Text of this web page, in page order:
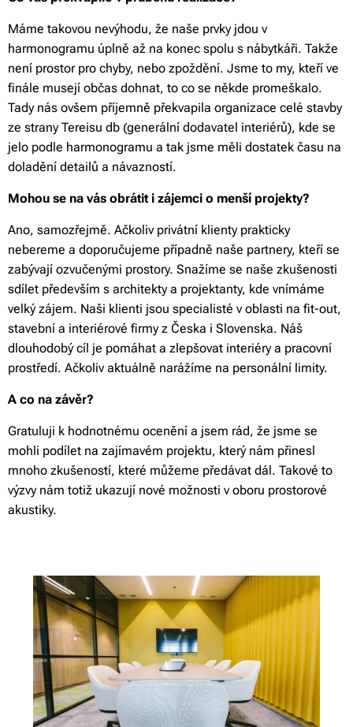
Máme takovou nevýhodu, že naše prvky jdou v
harmonogramu úplně až na konec spolu s nábytkáři. Takže
není prostor pro chyby, nebo zpoždění. Jsme to my, kteří ve
finále musejí občas dohnat, to co se někde promeškalo.
Tady nás ovšem příjemně překvapila organizace celé stavby
ze strany Tereisu db (generální dodavatel interiérů), kde se
jelo podle harmonogramu a tak jsme měli dostatek času na
doladění detailů a návazností.
Mohou se na vás obrátit i zájemci o menší projekty?
Ano, samozřejmě. Ačkoliv privátní klienty prakticky
nebereme a doporučujeme případně naše partnery, kteří se
zabývají ozvučenými prostory. Snažíme se naše zkušenosti
sdílet především s architekty a projektanty, kde vnímáme
velký zájem. Naši klienti jsou specialisté v oblasti na fit-out,
stavební a interiérové firmy z Česka i Slovenska. Náš
dlouhodobý cíl je pomáhat a zlepšovat interiéry a pracovní
prostředí. Ačkoliv aktuálně narážíme na personální limity.
A co na závěr?
Gratuluji k hodnotnému ocenění a jsem rád, že jsme se
mohli podílet na zajímavém projektu, který nám přinesl
mnoho zkušeností, které můžeme předávat dál. Takové to
výzvy nám totiž ukazují nové možnosti v oboru prostorové
akustiky.